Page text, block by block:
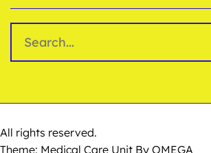
All rights reserved.
Theme: Medical Care Unit By OMEGA